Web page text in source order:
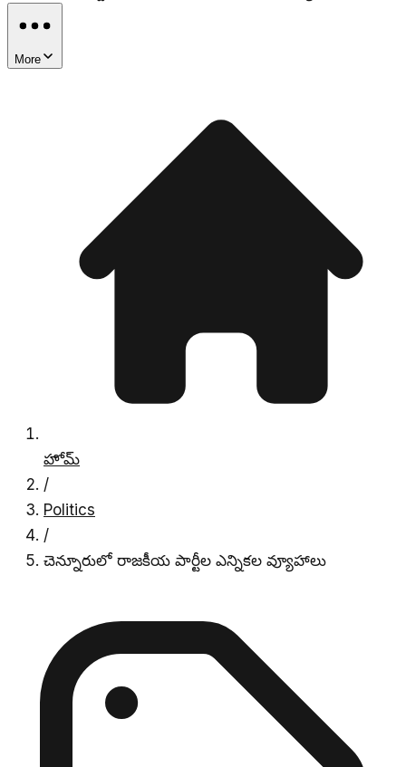
More
హోమ్
/
Politics
/
చెన్నూరులో రాజకీయ పార్టీల ఎన్నికల వ్యూహాలు